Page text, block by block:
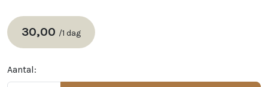
30,00 /1 dag
Aantal: